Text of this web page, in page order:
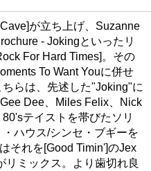
が立ち上げ、Suzanne
- Jokingといったリ
For Hard Times]。その
To Want Youに併せ
らは、先述した"Joking"に
Dee、Miles Felix、Nick
テイストを帯びたソリ
ハウス/シンセ・ブギーを
それを[Good Timin']のJex
ミックス。より歯切れ良